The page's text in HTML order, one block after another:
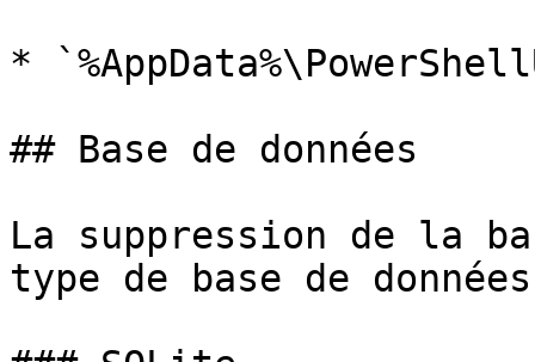
*
## Base de données
La suppression de la
type de base de